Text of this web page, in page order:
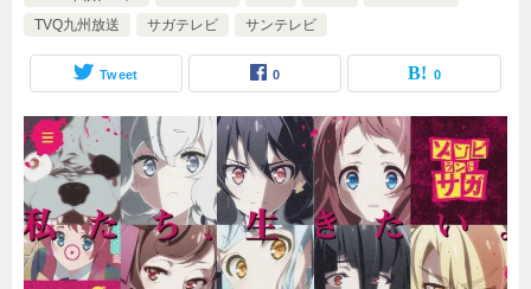
TVQ九州放送
サガテレビ サンテレビ
Tweet 0 0